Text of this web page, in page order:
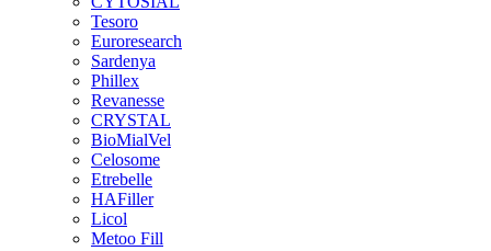
Tesoro
Euroresearch
Sardenya
Phillex
Revanesse
CRYSTAL
BioMialVel
Celosome
Etrebelle
HAFiller
Licol
Metoo Fill